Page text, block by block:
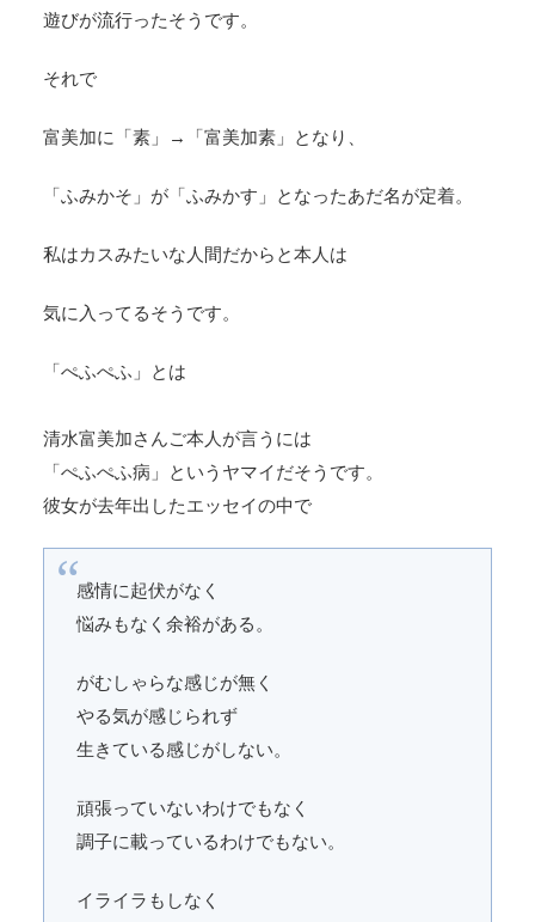
遊びが流行ったそうです。
それで
富美加に「素」→「富美加素」となり、
「ふみかそ」が「ふみかす」となったあだ名が定着。
私はカスみたいな人間だからと本人は
気に入ってるそうです。
「ぺふぺふ」とは
清水富美加さんご本人が言うには
「ぺふぺふ病」というヤマイだそうです。
彼女が去年出したエッセイの中で
感情に起伏がなく
悩みもなく余裕がある。
がむしゃらな感じが無く
やる気が感じられず
生きている感じがしない。
頑張っていないわけでもなく
調子に載っているわけでもない。
イライラもしなく